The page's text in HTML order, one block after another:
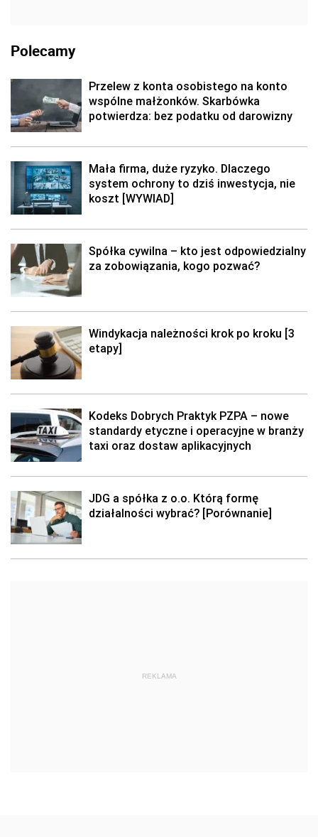
Polecamy
Przelew z konta osobistego na konto
wspólne małżonków. Skarbówka
potwierdza: bez podatku od darowizny
Mała firma, duże ryzyko. Dlaczego
system ochrony to dziś inwestycja, nie
koszt [WYWIAD]
Spółka cywilna – kto jest odpowiedzialny
za zobowiązania, kogo pozwać?
Windykacja należności krok po kroku [3
etapy]
Kodeks Dobrych Praktyk PZPA – nowe
standardy etyczne i operacyjne w branży
taxi oraz dostaw aplikacyjnych
JDG a spółka z o.o. Którą formę
działalności wybrać? [Porównanie]
REKLAMA